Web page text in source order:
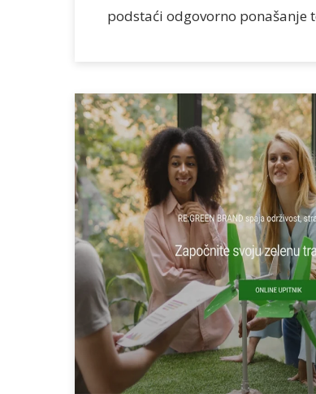
podstaći odgovorno ponašanje